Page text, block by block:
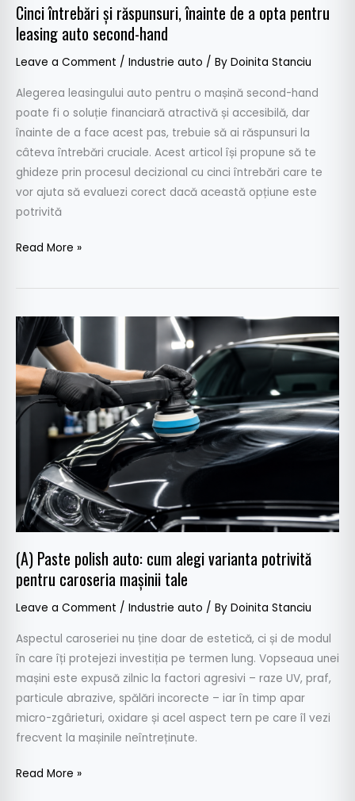
Cinci întrebări și răspunsuri, înainte de a opta pentru
leasing auto second-hand
Leave a Comment / Industrie auto / By Doinita Stanciu
Alegerea leasingului auto pentru o mașină second-hand
poate fi o soluție financiară atractivă și accesibilă, dar
înainte de a face acest pas, trebuie să ai răspunsuri la
câteva întrebări cruciale. Acest articol își propune să te
ghideze prin procesul decizional cu cinci întrebări care te
vor ajuta să evaluezi corect dacă această opțiune este
potrivită
hand
Read More »
(A) Paste polish auto: cum alegi varianta potrivită
pentru caroseria mașinii tale
Leave a Comment / Industrie auto / By Doinita Stanciu
Aspectul caroseriei nu ține doar de estetică, ci și de modul
în care îți protejezi investiția pe termen lung. Vopseaua unei
mașini este expusă zilnic la factori agresivi – raze UV, praf,
particule abrazive, spălări incorecte – iar în timp apar
micro-zgârieturi, oxidare și acel aspect tern pe care îl vezi
frecvent la mașinile neîntreținute.
(A)
Paste
polish
auto:
cum
alegi
potrivită
pentru
caroseria
mașinii
Read More »